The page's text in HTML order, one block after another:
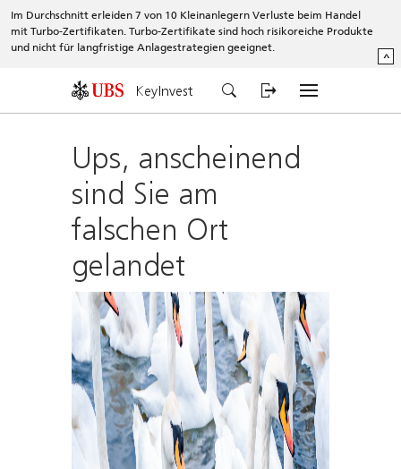
Im Durchschnitt erleiden 7 von 10 Kleinanlegern Verluste beim Handel
mit Turbo-Zertifikaten. Turbo-Zertifikate sind hoch risikoreiche Produkte
und nicht für langfristige Anlagestrategien geeignet.
^
KeyInvest
Ups, anscheinend
sind Sie am
falschen Ort
gelandet